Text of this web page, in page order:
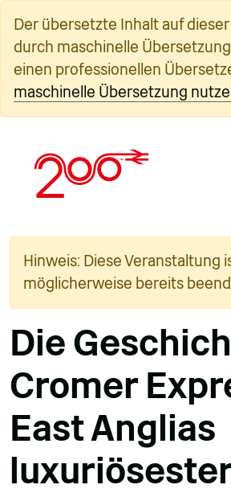
Inhalt
springen
Der übersetzte Inhalt auf
durch maschinelle
einen professionellen
maschinelle Übersetzung
Hinweis: Diese Veranstaltung
möglicherweise bereits
Die
Cromer
East Anglias